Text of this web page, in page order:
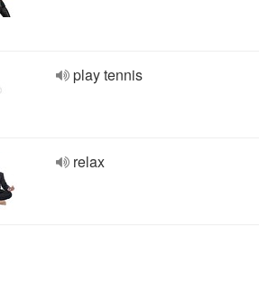
play tennis
relax